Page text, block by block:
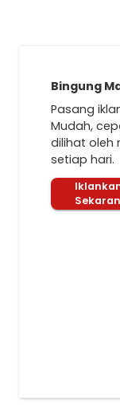
Bingung
Pasang
Mudah,
dilihat oleh
setiap hari.